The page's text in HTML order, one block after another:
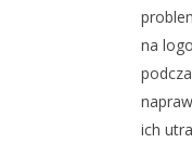
na
ich